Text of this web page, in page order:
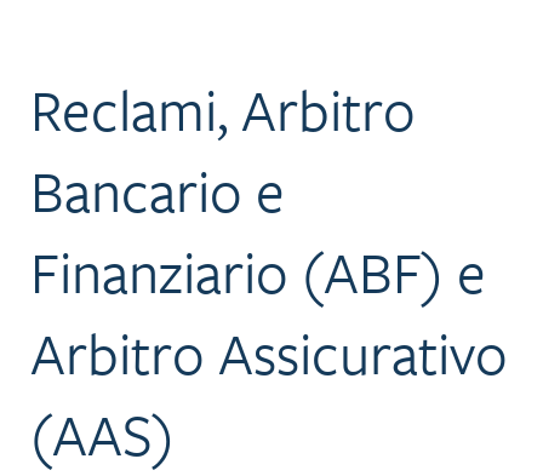
Reclami, Arbitro
Bancario e
Finanziario (ABF) e
Arbitro Assicurativo
(AAS)